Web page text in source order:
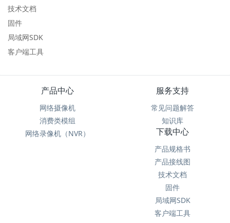
技术文档
固件
局域网SDK
客户端工具
产品中心
网络摄像机
消费类模组
网络录像机（NVR）
服务支持
常见问题解答
知识库
下载中心
产品规格书
产品接线图
技术文档
固件
局域网SDK
客户端工具